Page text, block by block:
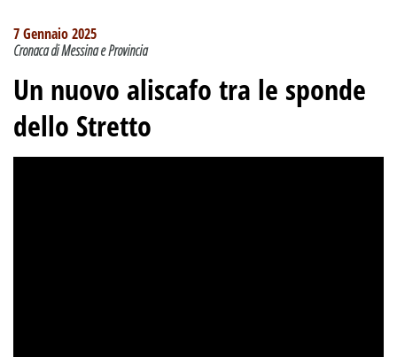
7 Gennaio 2025
Cronaca di Messina e Provincia
Un nuovo aliscafo tra le sponde
dello Stretto